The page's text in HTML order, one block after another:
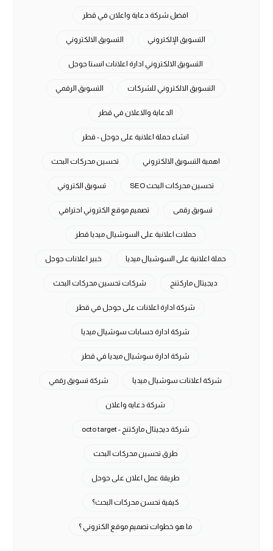
افضل شركة دعاية واعلان في قطر
التسويق الإلكتروني التسويق الالكتروني
التسويق الالكتروني ادارة اعلانات انستا جوجل
التسويق الالكتروني للشركات التسويق الرقمي
الدعاية والاعلان في قطر
انشاء حملة اعلانية على جوجل - قطر
اهمية التسويق الالكتروني تحسين محركات البحث
تحسين محركات البحث SEO تسويق الكتروني
تسويق رقمى تصميم موقع الكتروني احترافي
حملات اعلانية على السوشيال ميديا قطر
حملة اعلانية على السوشيال ميديا خبير اعلانات جوجل
ديجيتال ماركتنج شركات تحسين محركات البحث
شركة ادارة اعلانات على جوجل في قطر
شركة ادارة حسابات سوشيال ميديا
شركة ادارة سوشيال ميديا في قطر
شركة اعلانات سوشيال ميديا شركة تسويق رقمي
شركة دعايه واعلان
شركة ديجيتال ماركتنج - octo target
طرق تحسين محركات البحث
طريقة عمل اعلان على جوجل
كيفية تحسن محركات البحث؟
ما هو خطوات تصميم موقع الكتروني ؟